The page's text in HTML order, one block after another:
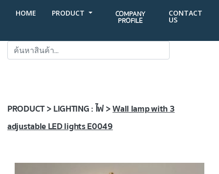
HOME PRODUCT COMPANY
PROFILE
CONTACT
US
PRODUCT > LIGHTING : ไฟ >Wall lamp with 3
adjustable LED lights E0049